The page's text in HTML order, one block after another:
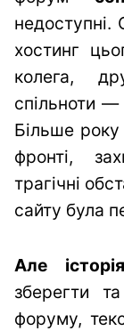
недоступні.
хостинг
колега,
спільноти —
Більше року
фронті,
трагічні
сайту була
Але
зберегти
форуму,